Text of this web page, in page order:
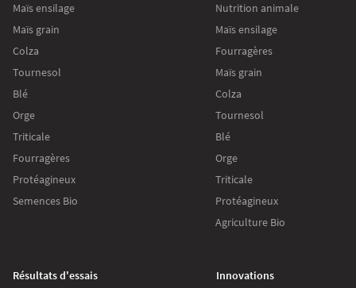
Maïs ensilage
Maïs grain
Colza
Tournesol
Blé
Orge
Triticale
Fourragères
Protéagineux
Semences Bio
Nutrition animale
Maïs ensilage
Fourragères
Maïs grain
Colza
Tournesol
Blé
Orge
Triticale
Protéagineux
Agriculture Bio
Résultats d'essais
Innovations